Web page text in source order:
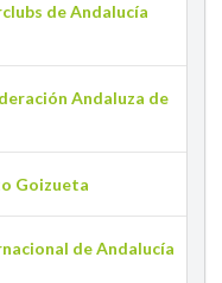
de Andalucía
Andaluza de
Goizueta
de Andalucía